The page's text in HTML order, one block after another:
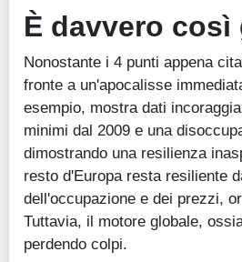
È davvero così
Nonostante i 4 punti appena
fronte a un'apocalisse
esempio, mostra dati
minimi dal 2009 e una
dimostrando una resilienza
resto d'Europa resta resiliente
dell'occupazione e dei prezzi,
Tuttavia, il motore globale,
perdendo colpi.